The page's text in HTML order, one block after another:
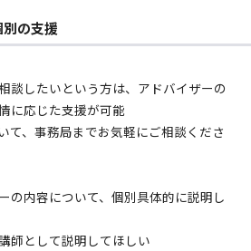
の支援
したいという方は、アドバイザーの
に応じた支援が可能
、事務局までお気軽にご相談くださ
内容について、個別具体的に説明し
として説明してほしい